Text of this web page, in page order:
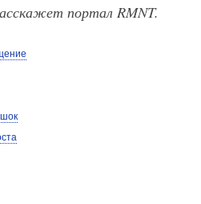
портал RMNT.